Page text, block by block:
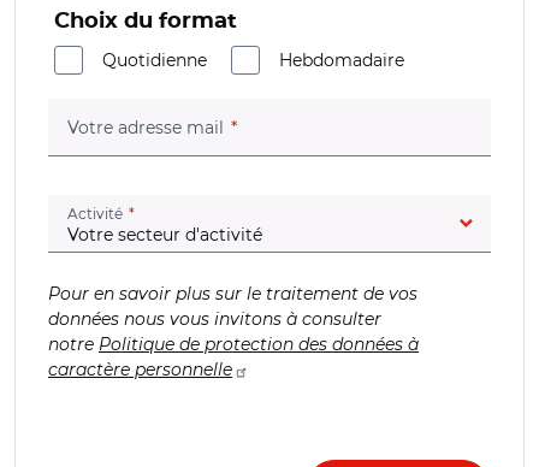
Choix du format
Quotidienne
Hebdomadaire
Votre adresse mail (champ obligatoire)
Activité (champ obligatoire)
Pour en savoir plus sur le traitement de vos
données nous vous invitons à consulter
notre Politique de protection des données à
caractère personnelle